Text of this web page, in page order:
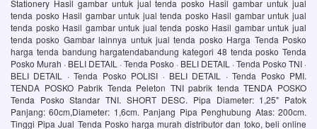
Stationery Hasil gambar untuk jual tenda posko Hasil gambar untuk jual
tenda posko Hasil gambar untuk jual tenda posko Hasil gambar untuk jual
tenda posko Hasil gambar untuk jual tenda posko Hasil gambar untuk jual
tenda posko Gambar lainnya untuk jual tenda posko Harga Tenda Posko
harga tenda bandung hargatendabandung kategori 48 tenda posko Tenda
Posko Murah · BELI DETAIL · Tenda Posko · BELI DETAIL · Tenda Posko TNI ·
BELI DETAIL · Tenda Posko POLISI · BELI DETAIL · Tenda Posko PMI.
TENDA POSKO Pabrik Tenda Peleton TNI pabrik tenda TENDA POSKO
Tenda Posko Standar TNI. SHORT DESC. Pipa Diameter: 1,25" Patok
Panjang: 60cm,Diameter: 1,6cm. Panjang Pipa Penghubung Atas: 200cm.
Tinggi Pipa Jual Tenda Posko harga murah distributor dan toko, beli online